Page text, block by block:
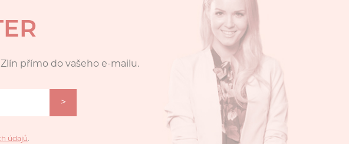
přímo do vašeho e-mailu.
>
údajů.